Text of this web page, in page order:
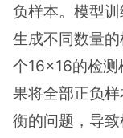
负样本。模型
生成不同数量
个16×16的检测
果将全部正负
衡的问题，导